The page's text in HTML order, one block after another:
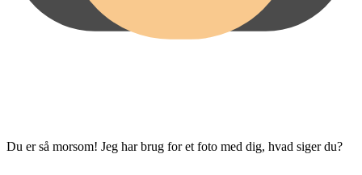
Du er så morsom! Jeg har brug for et foto med dig, hvad siger du?